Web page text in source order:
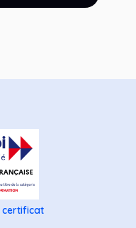
certificat